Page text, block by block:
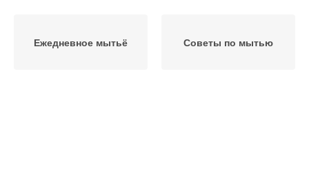
Ежедневное мытьё Советы по мытью